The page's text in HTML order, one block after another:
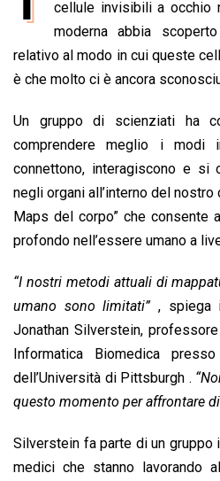
o
o
t
s
A
p
k
e
d
I
e
a
d
s
i
l
cellule invisibili a occhio
moderna abbia
relativo al modo in cui queste
è che molto ci è ancora
Un gruppo di scienziati ha
comprendere meglio i
connettono, interagiscono e si
negli organi all’interno del nostro
Maps del corpo” che consente
profondo nell’essere umano a
“I nostri metodi attuali di
umano sono limitati” , spiega
Jonathan Silverstein,
Informatica Biomedica
dell’Università di Pittsburgh .
questo momento per affrontare
Silverstein fa parte di un gruppo
medici che stanno lavorando